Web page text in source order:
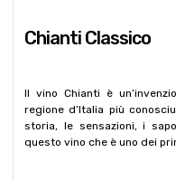
Chianti Classico
Il vino Chianti è
regione d’Italia più
storia, le sensazioni, i
questo vino che è uno dei